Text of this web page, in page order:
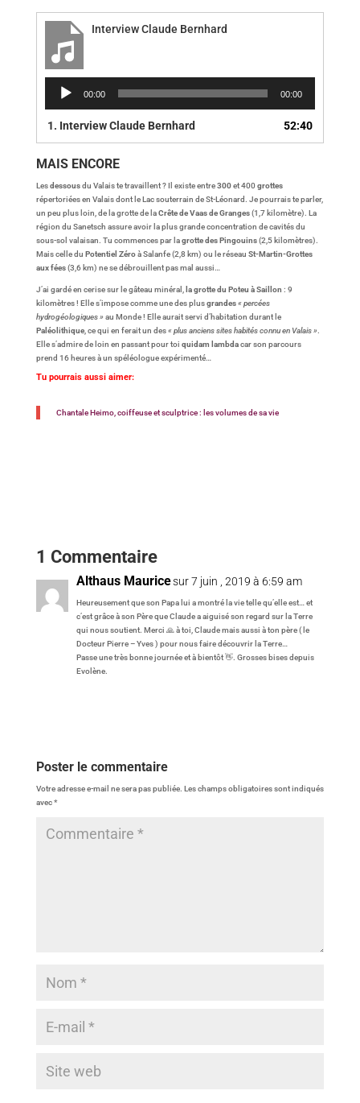
Interview Claude Bernhard
Lecteur
audio
00:00 00:00
1. Interview Claude Bernhard 52:40
MAIS ENCORE
Lesdessousdu Valais te travaillent ? Il existe entre300et 400grottes
répertoriées en Valais dont le Lac souterrain de St-Léonard. Je pourrais te parler,
un peu plus loin, de la grotte de laCrête de Vaas de Granges(1,7 kilomètre). La
région du Sanetsch assure avoir la plus grande concentration de cavités du
sous-sol valaisan. Tu commences par lagrotte des Pingouins(2,5 kilomètres).
Mais celle du Potentiel Zéroà Salanfe (2,8 km) ou le réseau St-Martin-Grottes
aux fées(3,6 km) ne se débrouillent pas mal aussi…
J’ai gardé en cerise sur le gâteau minéral, la grotte du Poteu à Saillon : 9
kilomètres ! Elle s’impose comme une des plusgrandes « percées
hydrogéologiques » au Monde ! Elle aurait servi d’habitation durant le
Paléolithique, ce qui en ferait un des« plus anciens sites habités connu en Valais ».
Elle s’admire de loin en passant pour toi quidam lambdacar son parcours
prend 16 heures à un spéléologue expérimenté…
Tu pourrais aussi aimer:
Chantale Heimo, coiffeuse et sculptrice : les volumes de sa vie
1 Commentaire
Althaus Mauricesur 7 juin , 2019 à 6:59 am
Heureusement que son Papa lui a montré la vie telle qu’elle est… et
c’est grâce à son Père que Claude a aiguisé son regard sur la Terre
qui nous soutient. Merci 🙏 à toi, Claude mais aussi à ton père ( le
Docteur Pierre – Yves ) pour nous faire découvrir la Terre…
Passe une très bonne journée et à bientôt 👋. Grosses bises depuis
Evolène.
Poster le commentaire
Votre adresse e-mail ne sera pas publiée. Les champs obligatoires sont indiqués
avec*